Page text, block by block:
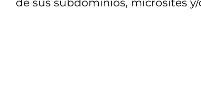
de sus subdominios, microsites